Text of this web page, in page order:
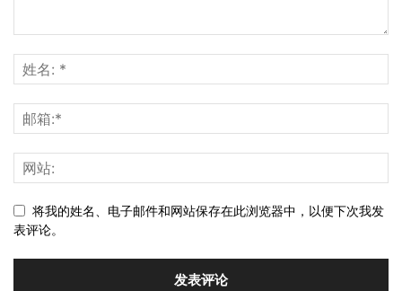
将我的姓名、电子邮件和网站保存在此浏览器中，以便下次我发
表评论。